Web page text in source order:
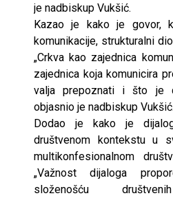
je nadbiskup Vukšić.
Kazao je kako je govor,
komunikacije, strukturalni
„Crkva kao zajednica
zajednica koja komunicira
valja prepoznati i što je
objasnio je nadbiskup Vukšić.
Dodao je kako je
društvenom kontekstu u
multikonfesionalnom
„Važnost dijaloga
složenošću